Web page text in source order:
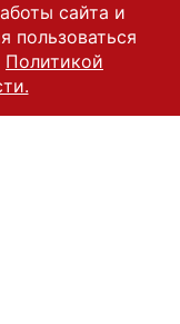
сайта и
пользоваться
Политикой